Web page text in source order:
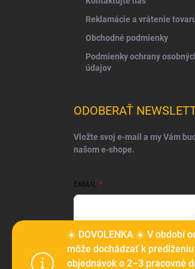
☀️ DOVOLENKA ☀️ V období
môže dochádzať k
objednávok o 2–3 pracovné
Reklamácie a vrátenie
Obchodné podmienky
Podmienky ochrany
údajov
ODOBERAŤ
Vložte svoj e-mail a my Vám
našom e-shope.
EMAIL
Vložením e-mailu súhlasíte s
Prihlásiť sa